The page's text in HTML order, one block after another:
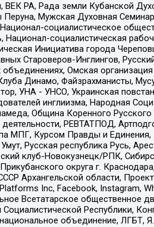
ВЕК РА, Рада земли Кубанской
Мужская Духовная
социалистическое
социалистическая
Инициатива города
Староверов-Инглингов,
Омская
Динамо, Файзрахманисты,
УНА - УНСО, Украинская
инглиизма, Народная
Община Коренного
деятельности, РЕВТАТПОД,
МПГ, Курсом Правды и Единения,
Русская республика Русь,
клуб-Новокузнецк/РПК,
округа г.
Архангельской области,
Inc, Facebook, Instagram,
Всетатарское
Республики,
объединение, ЛГБТ,